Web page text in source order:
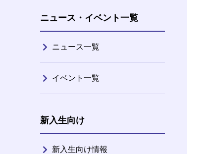
ニュース・イベント一覧
ニュース一覧
イベント一覧
新入生向け
新入生向け情報